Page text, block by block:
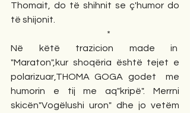
Thomait, do të shihnit se ç'humor do
të shijonit.
*
Në këtë trazicion made in
"Maraton",kur shoqëria është tejet e
polarizuar,THOMA GOGA godet  me
humorin e tij me aq"kripë". Merrni
skicën"Vogëlushi uron" dhe jo vetëm